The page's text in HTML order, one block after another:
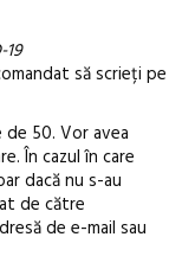
să scrieți pe
50. Vor avea
În cazul în care
dacă nu s-au
de către
de e-mail sau